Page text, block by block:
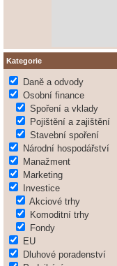
Kategorie
Daně a odvody
Osobní finance
Spoření a vklady
Pojištění a zajištění
Stavební spoření
Národní hospodářství
Manažment
Marketing
Investice
Akciové trhy
Komoditní trhy
Fondy
EU
Dluhové poradenství